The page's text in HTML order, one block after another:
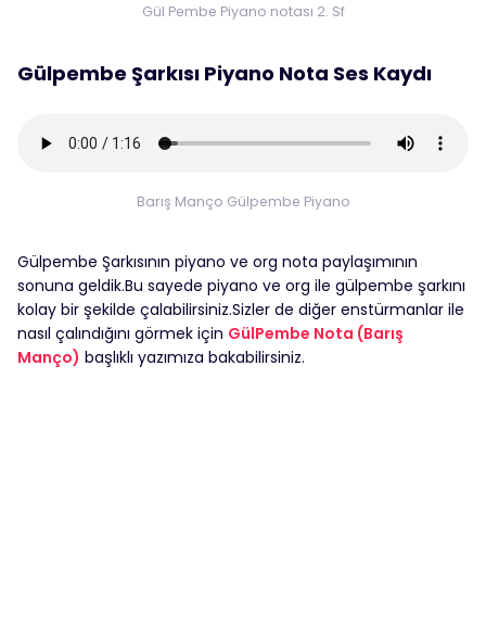
Gül Pembe Piyano notası 2. Sf
Gülpembe Şarkısı Piyano Nota Ses Kaydı
Barış Manço Gülpembe Piyano
Gülpembe Şarkısının piyano ve org nota paylaşımının
sonuna geldik.Bu sayede piyano ve org ile gülpembe şarkını
kolay bir şekilde çalabilirsiniz.Sizler de diğer enstürmanlar ile
nasıl çalındığını görmek için GülPembe Nota (Barış
Manço) başlıklı yazımıza bakabilirsiniz.